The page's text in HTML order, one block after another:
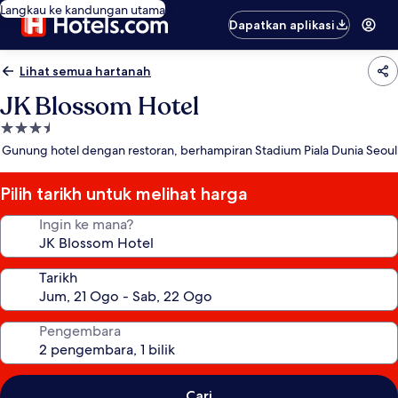
Langkau ke kandungan utama
Dapatkan aplikasi
Lihat semua hartanah
JK Blossom Hotel
Hartanah
3.5
Gunung hotel dengan restoran, berhampiran Stadium Piala Dunia Seoul
Pilih tarikh untuk melihat harga
Ingin ke mana?
Tarikh
Pengembara